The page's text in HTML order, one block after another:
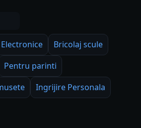
Electronice
Bricolaj scule
Pentru parinti
Ingrijire Personala